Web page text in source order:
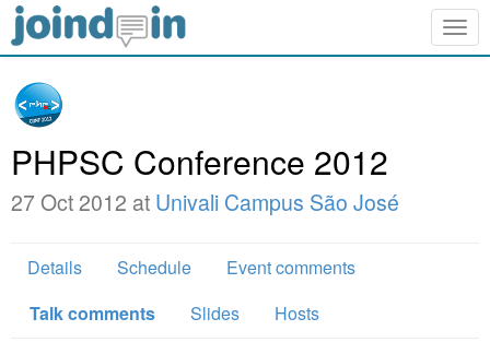
PHPSC Conference 2012
27 Oct 2012 at Univali Campus São José
Details Schedule
Event comments
Talk comments
Slides Hosts